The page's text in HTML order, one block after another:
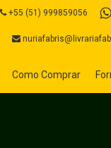
+55 (51) 999859056
Como Comprar